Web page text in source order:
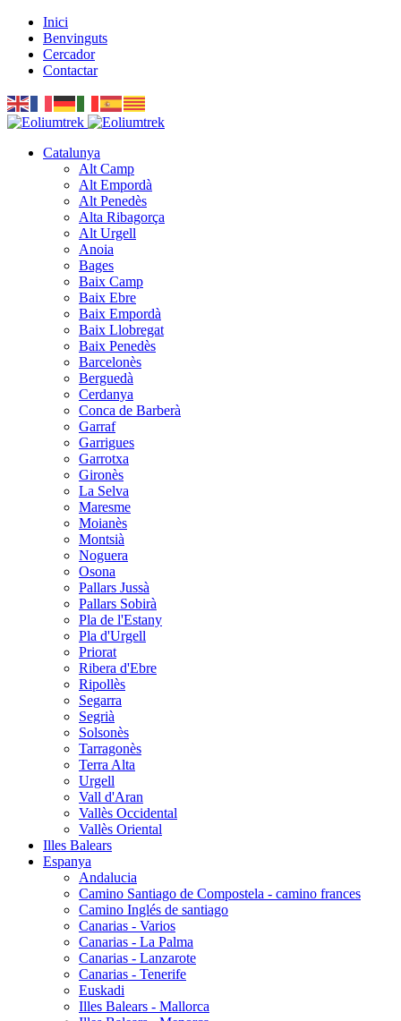
Inici
Benvinguts
Cercador
Contactar
Catalunya
Alt Camp
Alt Empordà
Alt Penedès
Alta Ribagorça
Alt Urgell
Anoia
Bages
Baix Camp
Baix Ebre
Baix Empordà
Baix Llobregat
Baix Penedès
Barcelonès
Berguedà
Cerdanya
Conca de Barberà
Garraf
Garrigues
Garrotxa
Gironès
La Selva
Maresme
Moianès
Montsià
Noguera
Osona
Pallars Jussà
Pallars Sobirà
Pla de l'Estany
Pla d'Urgell
Priorat
Ribera d'Ebre
Ripollès
Segarra
Segrià
Solsonès
Tarragonès
Terra Alta
Urgell
Vall d'Aran
Vallès Occidental
Vallès Oriental
Illes Balears
Espanya
Andalucia
Camino Santiago de Compostela - camino frances
Camino Inglés de santiago
Canarias - Varios
Canarias - La Palma
Canarias - Lanzarote
Canarias - Tenerife
Euskadi
Illes Balears - Mallorca